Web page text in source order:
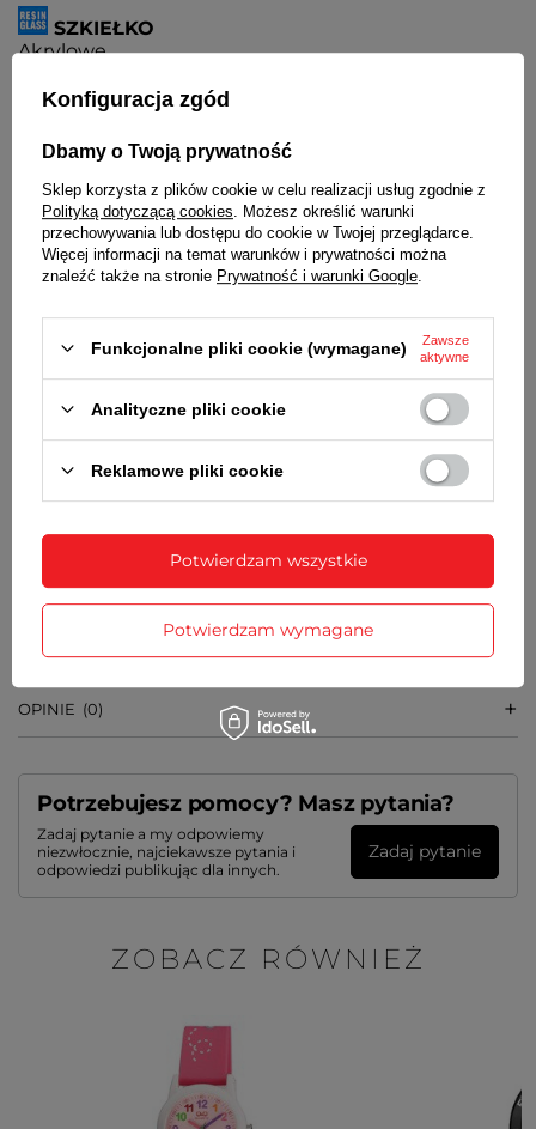
SZKIEŁKO
Akrylowe
KOPERTA
wytrzymałości
PASEK
Poliuretanowy. Tworzywo sztuczne.
WSKAŹNIK NAŁADOWANIA AKUMULATORA
akumulatora wskazówka sekundnika porusza się
skokowo co 2 sekundy.
MECHANIZM
MYIOTA
ŚREDNICA KOPERTY
32 mm
GRUBOŚĆ KOPERTY
11 mm
GWARANCJA
OPINIE (0)
Potrzebujesz pomocy? Masz pytania?
Zadaj pytanie a my odpowiemy
niezwłocznie, najciekawsze pytania i
odpowiedzi publikując dla innych.
Zadaj pytanie
ZOBACZ RÓWNIEŻ
Konfiguracja zgód
Dbamy o Twoją prywatność
Sklep korzysta z plików cookie w celu realizacji usług zgodnie z
Polityką dotyczącą cookies . Możesz określić warunki
przechowywania lub dostępu do cookie w Twojej przeglądarce.
Więcej informacji na temat warunków i prywatności można
znaleźć także na stronie Prywatność i warunki Google
Funkcjonalne pliki cookie (wymagane)
Zawsze
aktywne
Analityczne pliki cookie
Reklamowe pliki cookie
Potwierdzam wymagane
Potwierdzam wszystkie